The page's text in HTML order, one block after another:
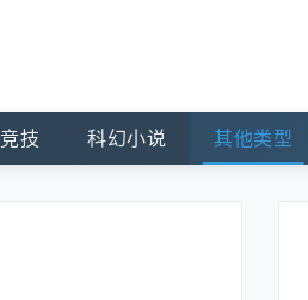
技 科幻小说 其他类型